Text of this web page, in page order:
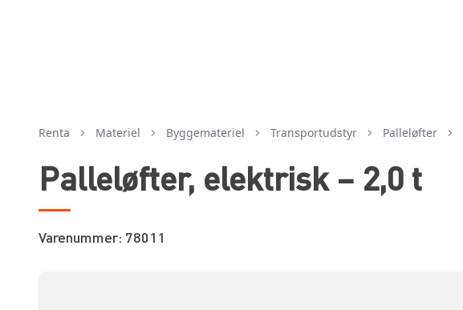
Renta Materiel byggemateriel transportudstyr palleløfter
Palleløfter, elektrisk – 2,0 t
Varenummer: 78011